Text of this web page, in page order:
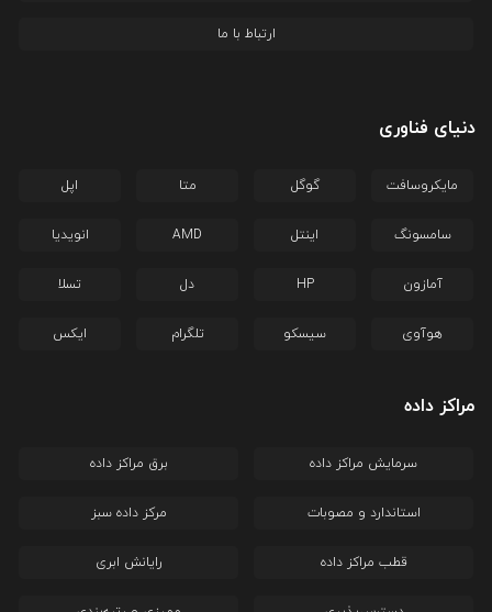
ارتباط با ما
دنیای فناوری
مایکروسافت گوگل متا اپل
سامسونگ اینتل AMD انویدیا
آمازون HP دل تسلا
هوآوی سیسکو تلگرام ایکس
مراکز داده
سرمایش مراکز داده برق مراکز داده
استاندارد و مصوبات مرکز داده سبز
قطب مراکز داده رایانش ابری